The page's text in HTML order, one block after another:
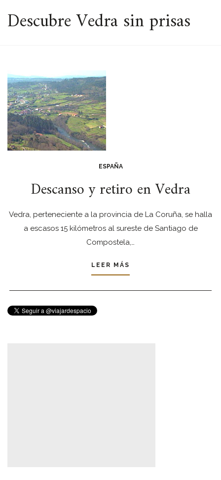
ESPACIO
Descubre Vedra sin prisas
ESPAÑA
Descanso y retiro en Vedra
Vedra, perteneciente a la provincia de La Coruña, se halla
a escasos 15 kilómetros al sureste de Santiago de
Compostela,…
LEER MÁS